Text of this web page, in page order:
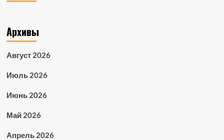
Архивы
Август 2026
Июль 2026
Июнь 2026
Май 2026
Апрель 2026